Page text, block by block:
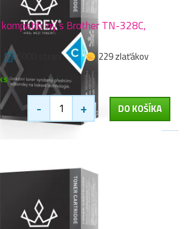
s Brother TN-328C,
6000 stran
229 zlaťákov
- + DO KOŠÍKA